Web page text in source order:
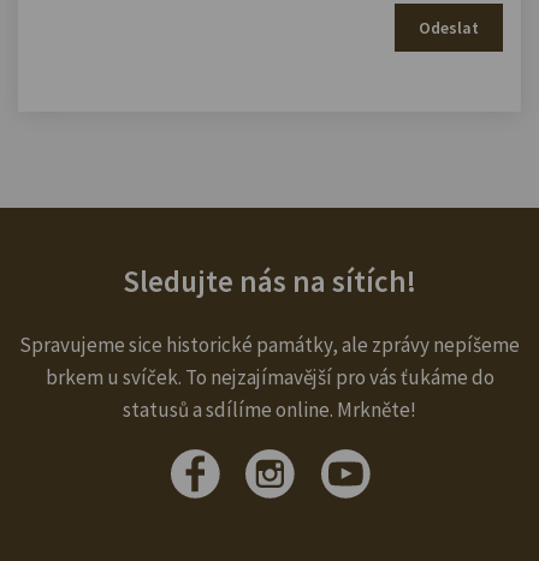
Odeslat
Sledujte nás na sítích!
Spravujeme sice historické památky, ale zprávy nepíšeme
brkem u svíček. To nejzajímavější pro vás ťukáme do
statusů a sdílíme online. Mrkněte!